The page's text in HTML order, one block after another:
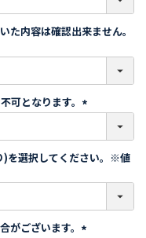
た内容は確認出来ません。
可となります。
必
須
)
)を選択してください。※値
がございます。